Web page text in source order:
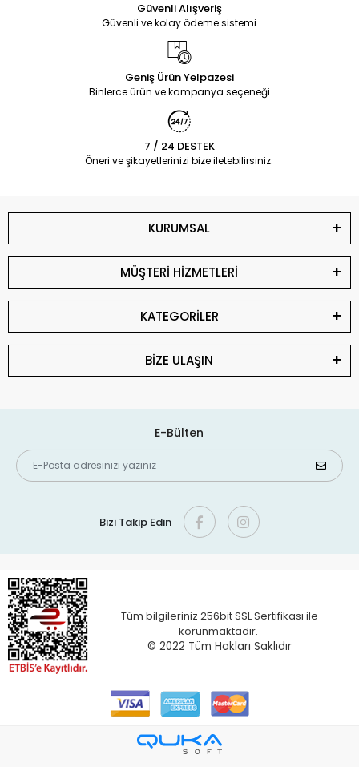
Güvenli Alışveriş
Güvenli ve kolay ödeme sistemi
Geniş Ürün Yelpazesi
Binlerce ürün ve kampanya seçeneği
7 / 24 DESTEK
Öneri ve şikayetlerinizi bize iletebilirsiniz.
KURUMSAL
MÜŞTERİ HİZMETLERİ
KATEGORİLER
BİZE ULAŞIN
E-Bülten
Bizi Takip Edin
Tüm bilgileriniz 256bit SSL Sertifikası ile
korunmaktadır.
© 2022 Tüm Hakları Saklıdır